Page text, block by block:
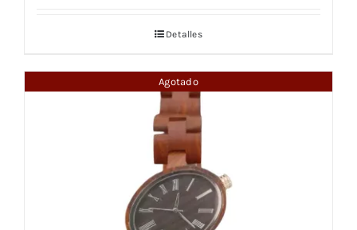
Detalles
Agotado